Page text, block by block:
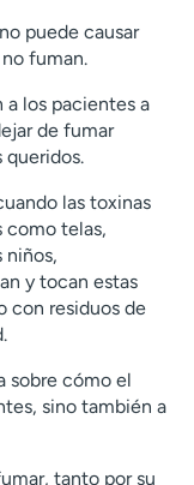
puede causar
fuman.
a los pacientes a
de fumar
queridos.
las toxinas
como telas,
niños,
y tocan estas
con residuos de
sobre cómo el
sino también a
tanto por su